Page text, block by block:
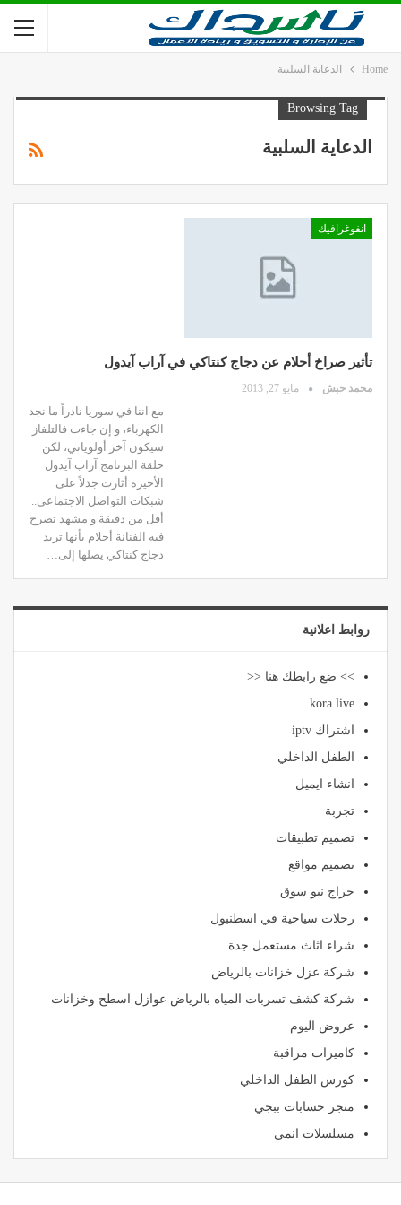
Home الدعاية السلبية
Browsing Tag
الدعاية السلبية
انفوغرافيك
تأثير صراخ أحلام عن دجاج كنتاكي في آراب آيدول
محمد حبش مايو 27, 2013
مع اننا في سوريا نادراً ما نجد
الكهرباء، و إن جاءت فالتلفاز
سيكون آخر أولوياتي، لكن
حلقة البرنامج آراب آيدول
الأخيرة أثارت جدلاً على
شبكات التواصل الاجتماعي..
أقل من دقيقة و مشهد تصرخ
فيه الفنانة أحلام بأنها تريد
دجاج كنتاكي يصلها إلى…
روابط اعلانية
>> ضع رابطك هنا <<
kora live
اشتراك iptv
الطفل الداخلي
انشاء ايميل
تجربة
تصميم تطبيقات
تصميم مواقع
حراج نيو سوق
رحلات سياحية في اسطنبول
شراء اثاث مستعمل جدة
شركة عزل خزانات بالرياض
شركة كشف تسربات المياه بالرياض عوازل اسطح وخزانات
عروض اليوم
كاميرات مراقبة
كورس الطفل الداخلي
متجر حسابات ببجي
مسلسلات انمي